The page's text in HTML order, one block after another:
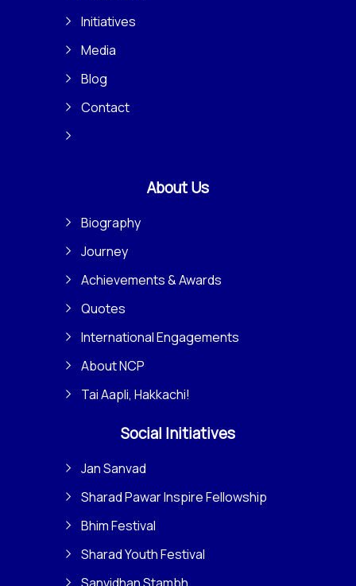
Initiatives
Media
Blog
Contact
About Us
Biography
Journey
Achievements & Awards
Quotes
International Engagements
About NCP
Tai Aapli, Hakkachi!
Social Initiatives
Jan Sanvad
Sharad Pawar Inspire Fellowship
Bhim Festival
Sharad Youth Festival